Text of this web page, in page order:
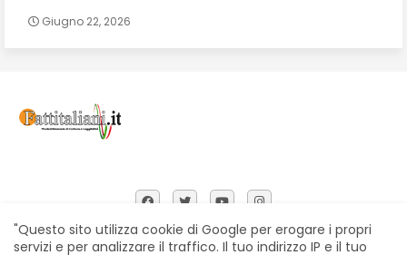
Giugno 22, 2026
"Questo sito utilizza cookie di Google per erogare i propri
servizi e per analizzare il traffico. Il tuo indirizzo IP e il tuo